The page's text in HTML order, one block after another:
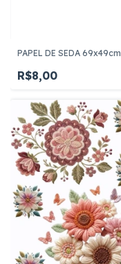
PAPEL DE SEDA 69x49cm
R$8,00